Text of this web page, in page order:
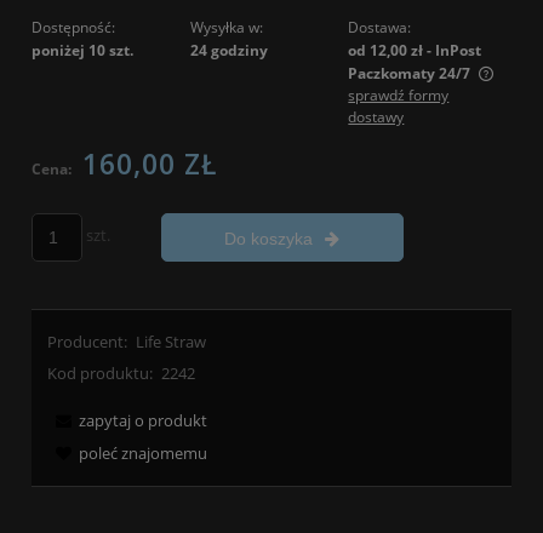
Dostępność:
poniżej 10 szt.
Wysyłka w:
24 godziny
Dostawa:
od 12,00 zł- InPost
Paczkomaty 24/7
Cena nie zawiera ewentualnych kosztów płatności
sprawdź formy
dostawy
Cena: 160,00 ZŁ
szt. Do koszyka
Producent: Life Straw
Kod produktu: 2242
zapytaj o produkt
poleć znajomemu